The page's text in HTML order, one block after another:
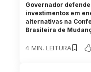
Governador
investimentos em
alternativas na
Brasileira de
4 MIN. LEITURA